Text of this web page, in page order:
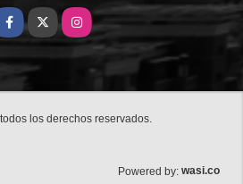
X Instagram
los derechos reservados.
Powered by: wasi.co